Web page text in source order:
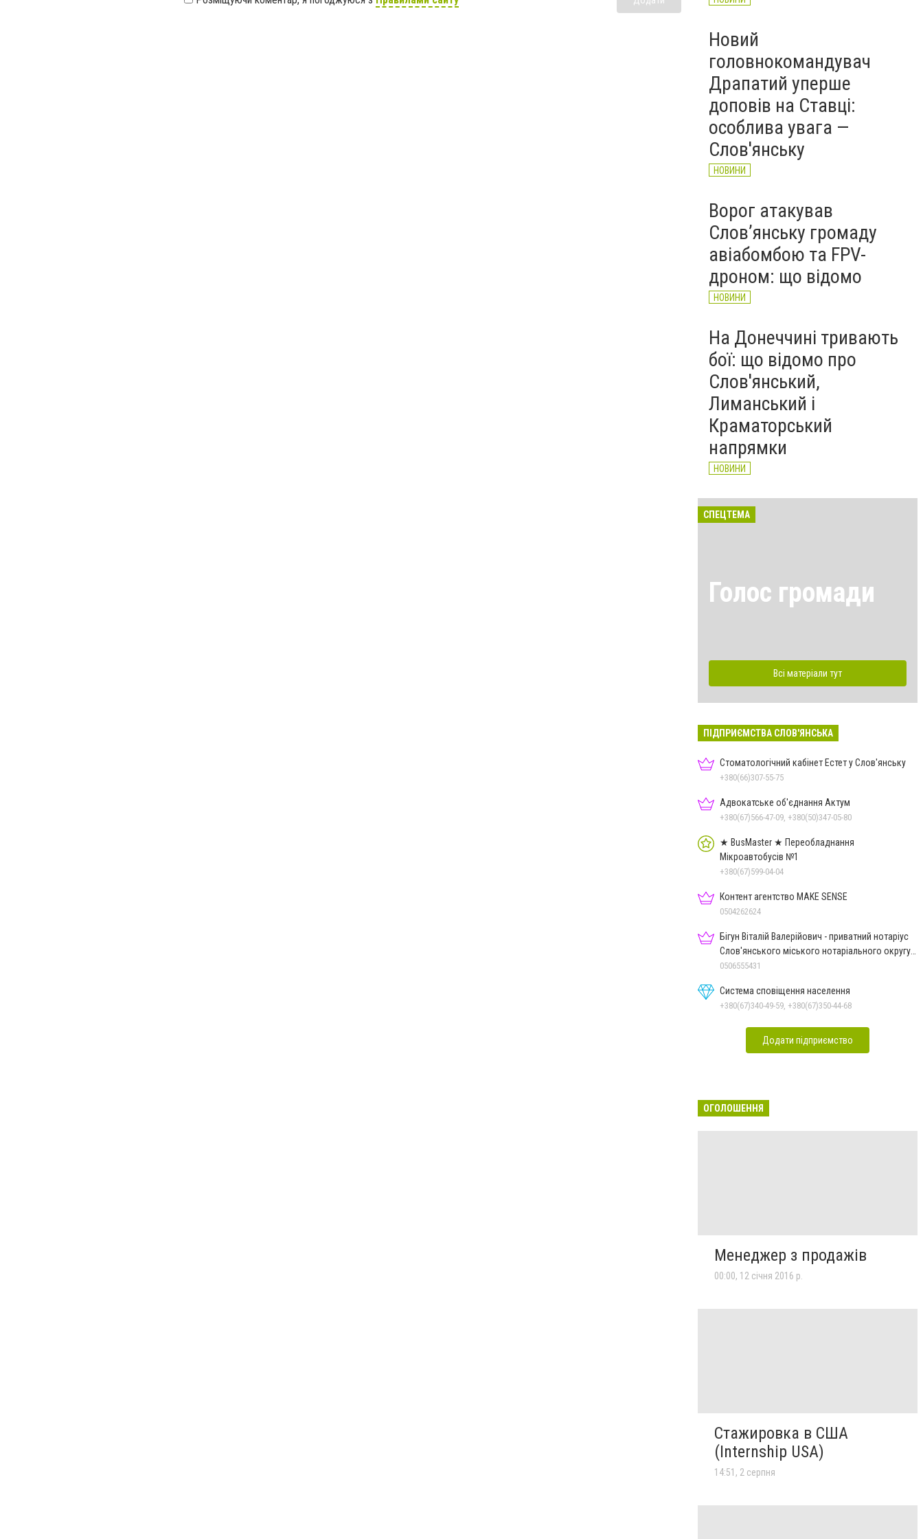
Новий
головнокомандувач
Драпатий уперше
доповів на Ставці:
особлива увага —
Слов'янську
НОВИНИ
Ворог атакував
Слов’янську громаду
авіабомбою та FPV-
дроном: що відомо
НОВИНИ
На Донеччині тривають
бої: що відомо про
Слов'янський,
Лиманський і
Краматорський
напрямки
НОВИНИ
СПЕЦТЕМА
Голос громади
Всі матеріали тут
ПІДПРИЄМСТВА СЛОВ'ЯНСЬКА
Стоматологічний кабінет Естет у Слов'янську
+380(66)307-55-75
Адвокатське об'єднання Актум
+380(67)566-47-09, +380(50)347-05-80
★ BusMaster ★ Переобладнання
Мікроавтобусів №1
+380(67)599-04-04
Контент агентство MAKE SENSE
0504262624
Бігун Віталій Валерійович - приватний нотаріус
Слов'янського міського нотаріального округу
Дон.обл.
0506555431
Система сповіщення населення
+380(67)340-49-59, +380(67)350-44-68
Додати підприємство
ОГОЛОШЕННЯ
Менеджер з продажів
00:00, 12 січня 2016 р.
Стажировка в США
(Internship USA)
14:51, 2 серпня